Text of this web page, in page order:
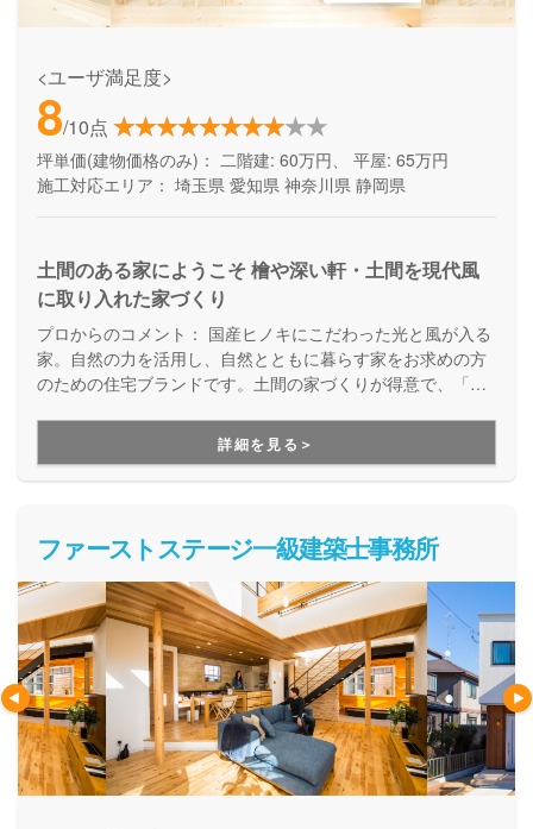
<ユーザ満足度>
8/10点
坪単価(建物価格のみ)： 二階建: 60万円、 平屋: 65万円
施工対応エリア： 埼玉県 愛知県 神奈川県 静岡県
土間のある家にようこそ 檜や深い軒・土間を現代風
に取り入れた家づくり
プロからのコメント： 国産ヒノキにこだわった光と風が入る
家。自然の力を活用し、自然とともに暮らす家をお求めの方
のための住宅ブランドです。土間の家づくりが得意で、「た
をご提案しています。ベビーカーそのままで玄関に入れる、
アウトドアグッズを収納できる、そんな暮らしが変わる住ま
いが適正価格で建てられることが大きな魅力になっていま
詳細を見る＞
ファーストステージ一級建築士事務所